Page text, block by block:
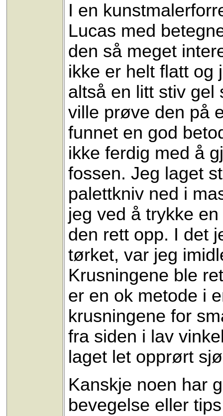
I en
Lucas med
den så meget
ikke er helt flatt og
altså en litt stiv gel
ville prøve den på
funnet en god
ikke ferdig med å
fossen. Jeg laget
palettkniv ned i
jeg ved å trykke
den rett opp. I det
tørket, var jeg
Krusningene ble
er en ok metode i
krusningene for
fra siden i lav
laget let opprørt
Kanskje noen har
bevegelse eller